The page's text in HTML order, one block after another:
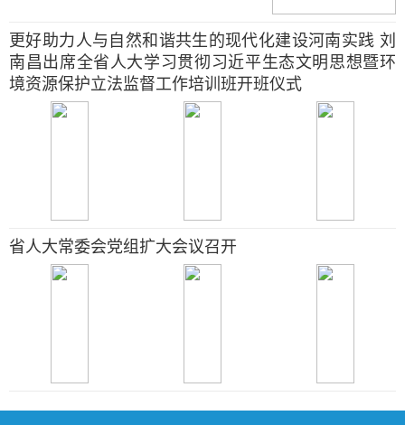
更好助力人与自然和谐共生的现代化建设河南实践 刘
南昌出席全省人大学习贯彻习近平生态文明思想暨环
境资源保护立法监督工作培训班开班仪式
省人大常委会党组扩大会议召开